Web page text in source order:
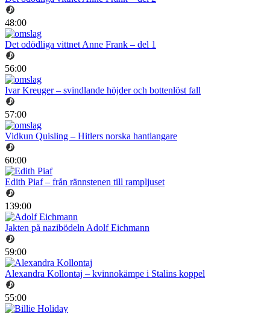
48:00
Det odödliga vittnet Anne Frank – del 1
56:00
Ivar Kreuger – svindlande höjder och bottenlöst fall
57:00
Vidkun Quisling – Hitlers norska hantlangare
60:00
Edith Piaf – från rännstenen till rampljuset
139:00
Jakten på nazibödeln Adolf Eichmann
59:00
Alexandra Kollontaj – kvinnokämpe i Stalins koppel
55:00